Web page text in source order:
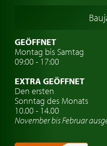
Schwedische Oldtimer
Oldtimer mit h-
Auto Oldtimer Markt
Oldtimer-Versicherung
Oldtimer-Clubs
Oldtimer-Reisen
GEÖFFNET
Montag bis Samtag
09:00 - 17:00
EXTRA GEÖFFNET
Den ersten
Sonntag des Monats
10.00 - 14.00
November bis Februar